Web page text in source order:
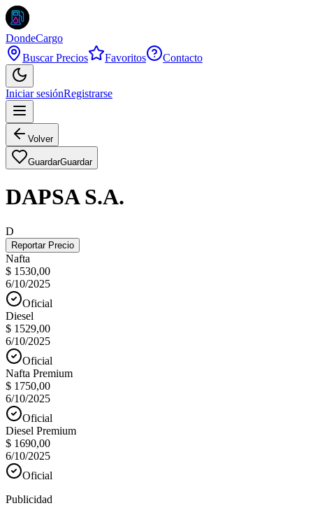
DondeCargo
Buscar Precios
Favoritos Contacto
Iniciar sesiónRegistrarse
Volver
GuardarGuardar
DAPSA S.A.
D
Reportar Precio
Nafta
$ 1530,00
6/10/2025
Oficial
Diesel
$ 1529,00
6/10/2025
Oficial
Nafta Premium
$ 1750,00
6/10/2025
Oficial
Diesel Premium
$ 1690,00
6/10/2025
Oficial
Publicidad